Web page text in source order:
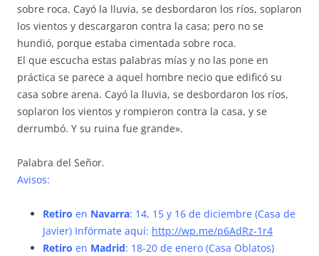
sobre roca. Cayó la lluvia, se desbordaron los ríos, soplaron
los vientos y descargaron contra la casa; pero no se
hundió, porque estaba cimentada sobre roca.
El que escucha estas palabras mías y no las pone en
práctica se parece a aquel hombre necio que edificó su
casa sobre arena. Cayó la lluvia, se desbordaron los ríos,
soplaron los vientos y rompieron contra la casa, y se
derrumbó. Y su ruina fue grande».
Palabra del Señor.
Avisos:
Retiro en Navarra: 14, 15 y 16 de diciembre (Casa de
Javier) Infórmate aquí: http://wp.me/p6AdRz-1r4
Retiro en Madrid: 18-20 de enero (Casa Oblatos)